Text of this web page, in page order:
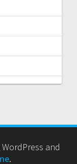
and
.